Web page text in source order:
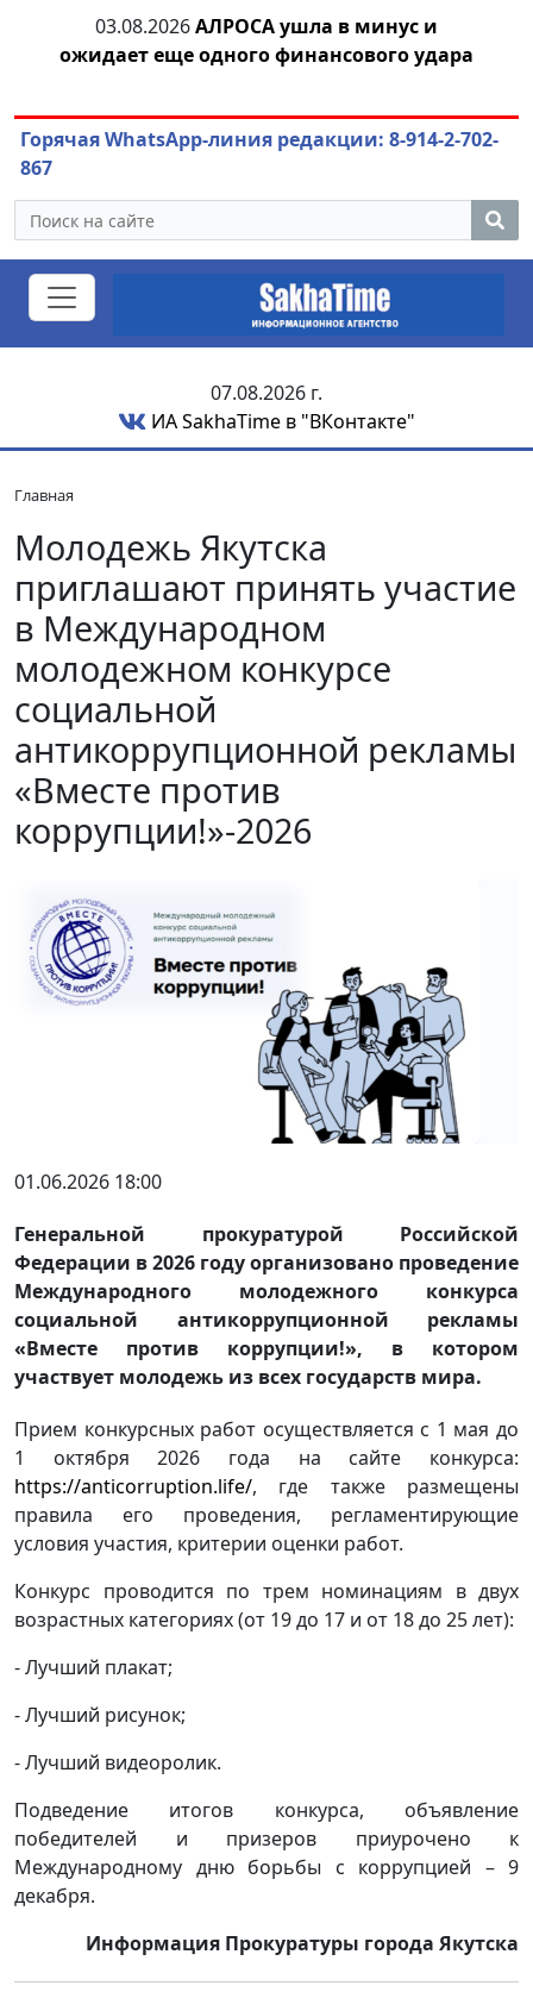
03.08.2026АЛРОСА ушла в минус и
ожидает еще одного финансового удара
Горячая WhatsApp-линия редакции: 8-914-2-702-
867
07.08.2026 г.
ИА SakhaTime в "ВКонтакте"
Главная
Молодежь Якутска
приглашают принять участие
в Международном
молодежном конкурсе
социальной
антикоррупционной рекламы
«Вместе против
коррупции!»-2026
01.06.2026 18:00
Генеральной прокуратурой Российской
Федерации в 2026 году организовано проведение
Международного молодежного конкурса
социальной антикоррупционной рекламы
«Вместе против коррупции!», в котором
участвует молодежь из всех государств мира.
Прием конкурсных работ осуществляется с 1 мая до
1 октября 2026 года на сайте конкурса:
https://anticorruption.life/, где также размещены
правила его проведения, регламентирующие
условия участия, критерии оценки работ.
Конкурс проводится по трем номинациям в двух
возрастных категориях (от 19 до 17 и от 18 до 25 лет):
- Лучший плакат;
- Лучший рисунок;
- Лучший видеоролик.
Подведение итогов конкурса, объявление
победителей и призеров приурочено к
Международному дню борьбы с коррупцией – 9
декабря.
Информация Прокуратуры города Якутска